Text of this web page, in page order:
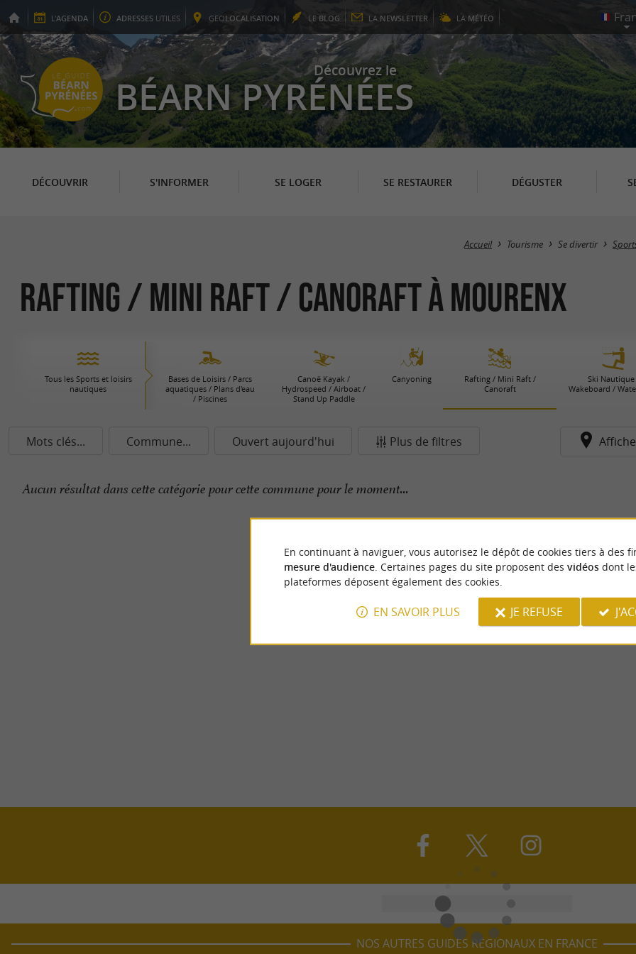
L'AGENDA ADRESSES UTILES GEOLOCALISATION LE BLOG LA NEWSLETTER LA MÉTÉO
Découvrez le
BÉARN PYRÉNÉES
DÉCOUVRIR S'INFORMER SE LOGER SE RESTAURER DÉGUSTER
Accueil Tourisme Se divertir
Rafting / Mini Raft / Canoraft à Mourenx
Tous les Sports et loisirs
nautiques
Bases de Loisirs / Parcs
aquatiques / Plans d'eau
/ Piscines
Canoë Kayak /
Hydrospeed / Airboat /
Stand Up Paddle
Canyoning
Rafting / Mini Raft /
Canoraft
Ski
Wakeboard /
Mots clés... Commune... Ouvert aujourd'hui Plus de filtres
Aucun résultat dans cette catégorie pour cette commune pour le moment...
NOS AUTRES GUIDES RÉGIONAUX EN FRANCE
En continuant à naviguer, vous autorisez le dépôt de cookies tiers à des
mesure d'audience. Certaines pages du site proposent des vidéosdont
plateformes déposent également des cookies.
EN SAVOIR PLUS JE REFUSE